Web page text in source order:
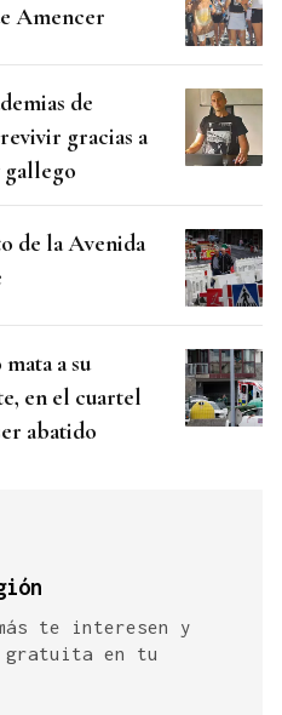
Amencer
de
gracias a
gallego
de la Avenida
a su
en el cuartel
abatido
te interesen y
gratuita en tu